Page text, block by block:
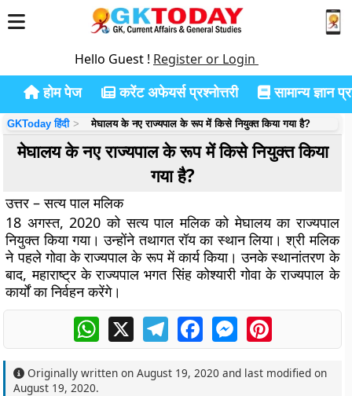
Hello Guest ! Register or Login
होम पेज करेंट अफेयर्स प्रश्नोत्तरी सामान्य ज्ञान
GKToday हिंदी मेघालय के नए राज्यपाल के रूप में किसे नियुक्त किया गया है?
मेघालय के नए राज्यपाल के रूप में किसे नियुक्त किया
गया है?
उत्तर – सत्य पाल मलिक
18 अगस्त, 2020 को सत्य पाल मलिक को मेघालय का राज्यपाल
नियुक्त किया गया। उन्होंने तथागत रॉय का स्थान लिया। श्री मलिक
ने पहले गोवा के राज्यपाल के रूप में कार्य किया। उनके स्थानांतरण के
बाद, महाराष्ट्र के राज्यपाल भगत सिंह कोश्यारी गोवा के राज्यपाल के
कार्यों का निर्वहन करेंगे।
WhatsApp
X TelegramFacebookMessengerPinterest
Originally written onAugust 19, 2020 and last modified on
August 19, 2020.